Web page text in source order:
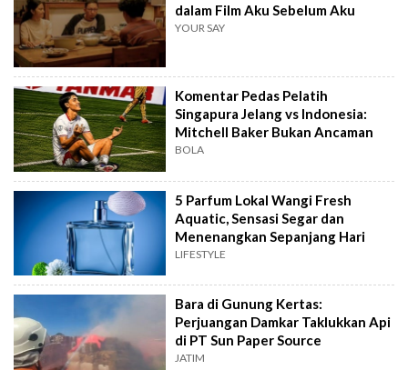
dalam Film Aku Sebelum Aku
YOUR SAY
Komentar Pedas Pelatih
Singapura Jelang vs Indonesia:
Mitchell Baker Bukan Ancaman
BOLA
5 Parfum Lokal Wangi Fresh
Aquatic, Sensasi Segar dan
Menenangkan Sepanjang Hari
LIFESTYLE
Bara di Gunung Kertas:
Perjuangan Damkar Taklukkan Api
di PT Sun Paper Source
JATIM